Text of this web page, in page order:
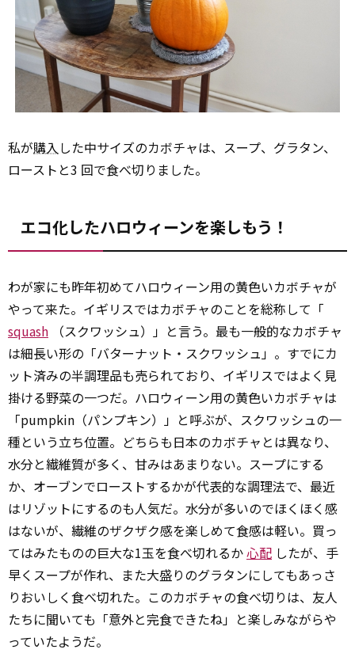
私が購入 した中サイズのカボチャは、スープ、グラタン、
ローストと3 回で食べ切りました。
エコ化したハロウィーンを楽しもう！
わが家にも昨年初めてハロウィーン用の黄色いカボチャが
やって来た。イギリスではカボチャのことを総称して「
squash （スクワッシュ）」と言う。最も一般的なカボチャ
は細長い形の「バターナット・スクワッシュ」。すでにカ
ット済みの半調理品も売られており、イギリスではよく見
掛ける野菜の一つだ。ハロウィーン用の黄色いカボチャは
「pumpkin（パンプキン）」と呼ぶが、スクワッシュの一
種という立ち位置。どちらも日本のカボチャとは異なり、
水分と繊維質が多く、甘みはあまりない。スープにする
か、オーブンでローストするかが代表的な調理法で、最近
はリゾットにするのも人気だ。水分が多いのでほくほく感
はないが、繊維のザクザク感を楽しめて食感は軽い。買っ
てはみたものの巨大な1玉を食べ切れるか心配 したが、手
早くスープが作れ、また大盛りのグラタンにしてもあっさ
りおいしく食べ切れた。このカボチャの食べ切りは、友人
たちに聞いても「意外と完食できたね」と楽しみながらや
っていたようだ。